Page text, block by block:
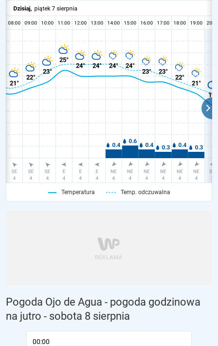
Temperatura Temp. odczuwalna
Pogoda Ojo de Agua - pogoda godzinowa
na jutro - sobota 8 sierpnia
00:00